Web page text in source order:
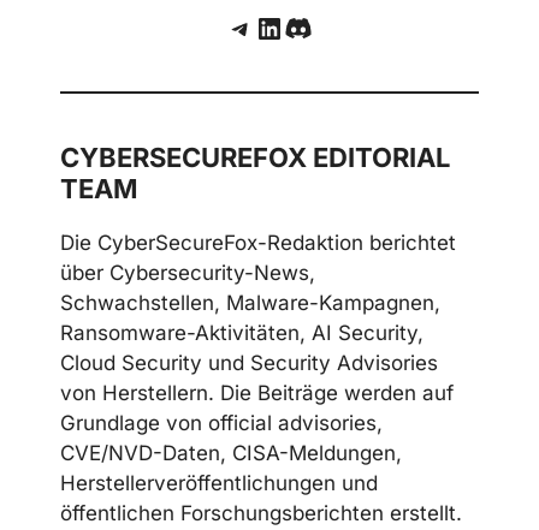
Telegram
LinkedIn
Discord
CYBERSECUREFOX EDITORIAL
TEAM
Die CyberSecureFox-Redaktion berichtet
über Cybersecurity-News,
Schwachstellen, Malware-Kampagnen,
Ransomware-Aktivitäten, AI Security,
Cloud Security und Security Advisories
von Herstellern. Die Beiträge werden auf
Grundlage von official advisories,
CVE/NVD-Daten, CISA-Meldungen,
Herstellerveröffentlichungen und
öffentlichen Forschungsberichten erstellt.